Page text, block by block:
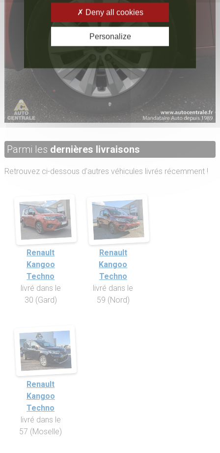
Parmi les dernières livraisons
Retrouvez ci-dessous d'autres véhicules livrés récemment !
Renault
Kangoo
Techno
livré dans le
30 (Gard)
Renault
Kangoo
Techno
livré dans le
59 (Nord)
Renault
Kangoo
Techno
livré dans le
57 (Moselle)
Deny all cookies
Personalize